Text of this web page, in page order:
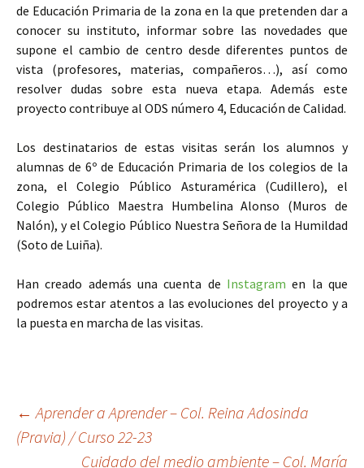
de Educación Primaria de la zona en la que pretenden dar a
conocer su instituto, informar sobre las novedades que
supone el cambio de centro desde diferentes puntos de
vista (profesores, materias, compañeros…), así como
resolver dudas sobre esta nueva etapa. Además este
proyecto contribuye al ODS número 4, Educación de Calidad.
Los destinatarios de estas visitas serán los alumnos y
alumnas de 6º de Educación Primaria de los colegios de la
zona, el Colegio Público Asturamérica (Cudillero), el
Colegio Público Maestra Humbelina Alonso (Muros de
Nalón), y el Colegio Público Nuestra Señora de la Humildad
(Soto de Luiña).
Han creado además una cuenta de Instagram en la que
podremos estar atentos a las evoluciones del proyecto y a
la puesta en marcha de las visitas.
Navegación
← Aprender a Aprender – Col. Reina Adosinda
(Pravia) / Curso 22-23
Cuidado del medio ambiente – Col. María